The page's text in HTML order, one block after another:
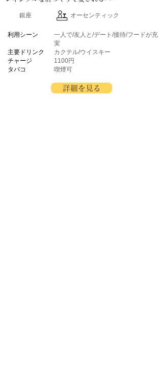
銀座 オーセンティック
​利用シーン
主要ドリンク
チャージ
タバコ
一人で/友人と/デート/接待/フードが充
実
カクテル/ウイスキー
1100円
喫煙可
詳細を見る